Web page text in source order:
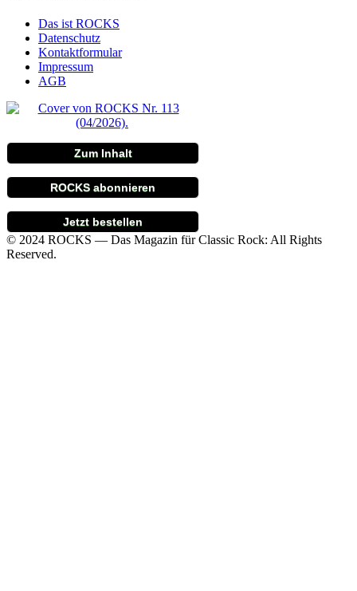
Das ist ROCKS
Datenschutz
Kontaktformular
Impressum
AGB
Zum Inhalt
ROCKS abonnieren
Jetzt bestellen
© 2024 ROCKS — Das Magazin für Classic Rock: All Rights
Reserved.